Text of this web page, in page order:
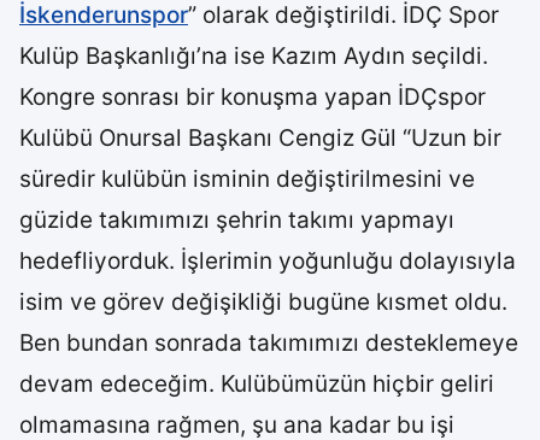
İskenderunspor” olarak değiştirildi. İDÇ Spor
Kulüp Başkanlığı’na ise Kazım Aydın seçildi.
Kongre sonrası bir konuşma yapan İDÇspor
Kulübü Onursal Başkanı Cengiz Gül “Uzun bir
süredir kulübün isminin değiştirilmesini ve
güzide takımımızı şehrin takımı yapmayı
hedefliyorduk. İşlerimin yoğunluğu dolayısıyla
isim ve görev değişikliği bugüne kısmet oldu.
Ben bundan sonrada takımımızı desteklemeye
devam edeceğim. Kulübümüzün hiçbir geliri
olmamasına rağmen, şu ana kadar bu işi